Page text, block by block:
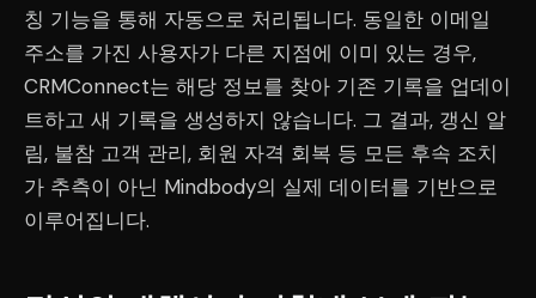
칭 기능을 통해 자동으로 처리됩니다. 동일한 이메일
주소를 가진 사용자가 다른 지점에 이미 있는 경우,
CRMConnect는 해당 정보를 찾아 기존 기록을 업데이
트하고 새 기록을 생성하지 않습니다. 그 결과, 갱신 알
림, 불참 고객 관리, 회원 자격 회복 등 모든 후속 조치
가 추측이 아닌 Mindbody의 실제 데이터를 기반으로
이루어집니다.